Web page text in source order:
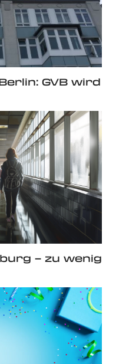
GVB wird
– zu wenig